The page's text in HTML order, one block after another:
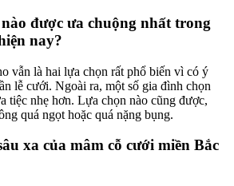
được ưa chuộng nhất trong
nay?
vẫn là hai lựa chọn rất phổ biến vì có ý
lễ cưới. Ngoài ra, một số gia đình chọn
tiệc nhẹ hơn. Lựa chọn nào cũng được,
quá ngọt hoặc quá nặng bụng.
xa của mâm cỗ cưới miền Bắc